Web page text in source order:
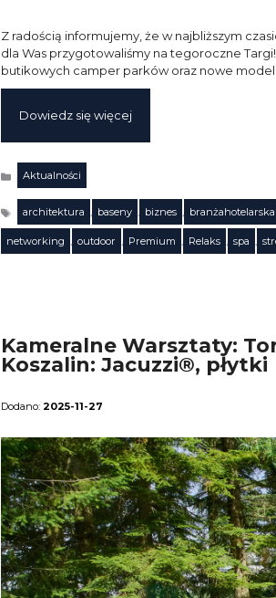
Z radością informujemy, że w najbliższym
dla Was przygotowaliśmy na tegoroczne
butikowych camper parków oraz nowe
Dowiedz się więcej
KategorieAktualności
Tagi
architektura , baseny , biznes , branżahotelarska
networking , outdoor , Premium , Relaks , spa ,
Kameralne Warsztaty:
Koszalin: Jacuzzi®, płytki
2025-11-27